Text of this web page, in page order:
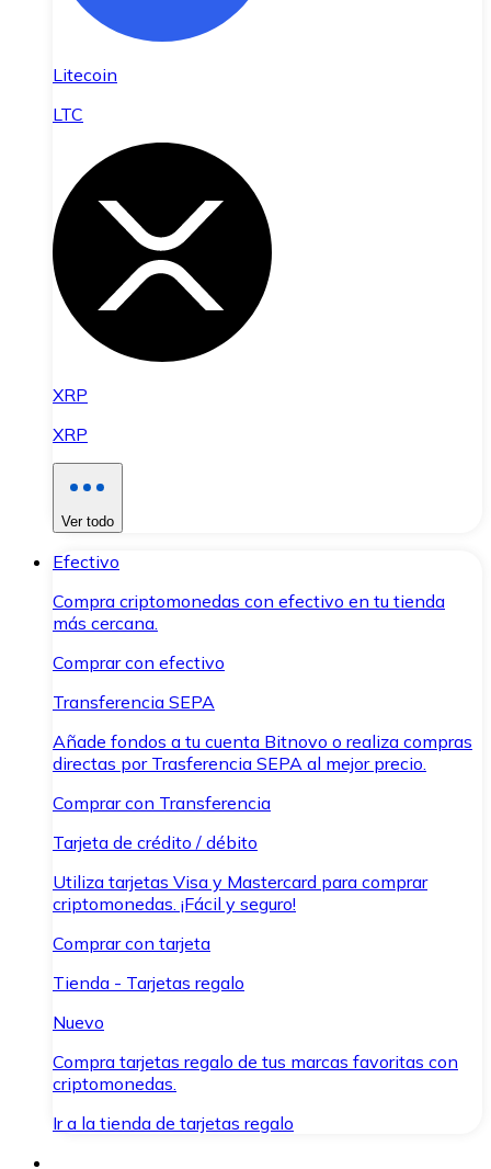
Litecoin
LTC
XRP
XRP
Ver todo
Efectivo
Compra criptomonedas con efectivo en tu tienda
más cercana.
Comprar con efectivo
Transferencia SEPA
Añade fondos a tu cuenta Bitnovo o realiza compras
directas por Trasferencia SEPA al mejor precio.
Comprar con Transferencia
Tarjeta de crédito / débito
Utiliza tarjetas Visa y Mastercard para comprar
criptomonedas. ¡Fácil y seguro!
Comprar con tarjeta
Tienda - Tarjetas regalo
Nuevo
Compra tarjetas regalo de tus marcas favoritas con
criptomonedas.
Ir a la tienda de tarjetas regalo